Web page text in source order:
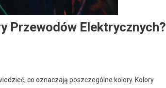
Przewodów Elektrycznych?
co oznaczają poszczególne kolory. Kolory